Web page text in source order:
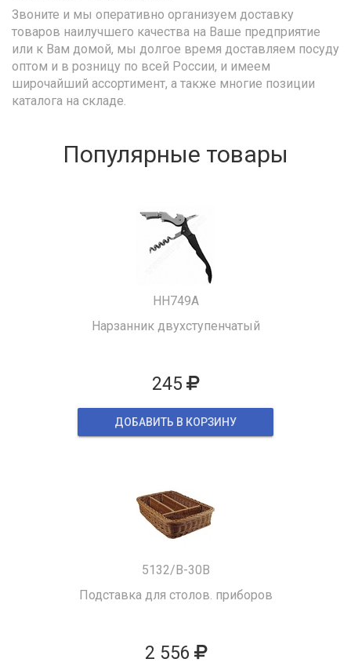
Звоните и мы оперативно организуем доставку
товаров наилучшего качества на Ваше предприятие
или к Вам домой, мы долгое время доставляем посуду
оптом и в розницу по всей России, и имеем
широчайший ассортимент, а также многие позиции
каталога на складе.
Популярные товары
HH749A
Нарзанник двухступенчатый
245
ДОБАВИТЬ В КОРЗИНУ
5132/B-30B
Подставка для столов. приборов
2 556